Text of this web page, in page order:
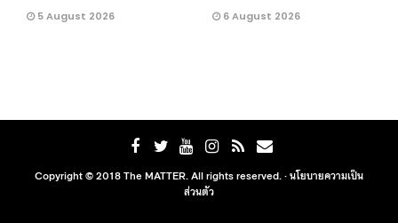
5 August 2026 6 August 2026
Copyright © 2018 The MATTER. All rights reserved. ·นโยบายความเป็น
ส่วนตัว